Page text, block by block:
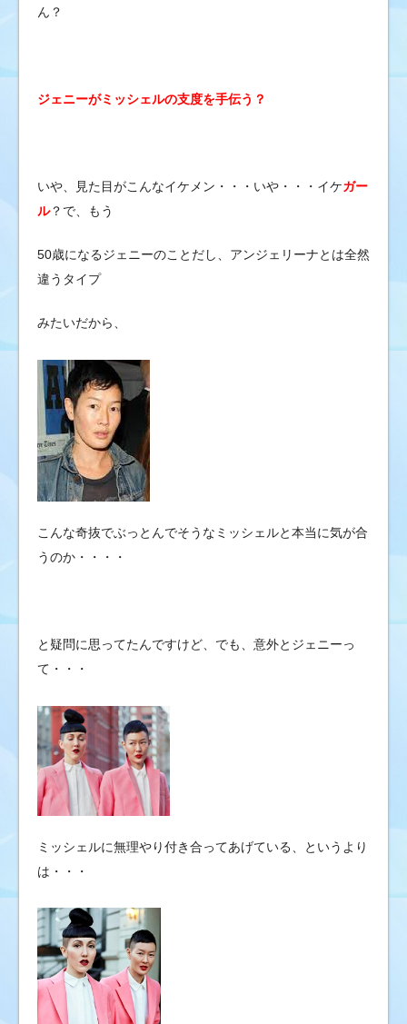
ん？
ジェニーがミッシェルの支度を手伝う？
いや、見た目がこんなイケメン・・・いや・・・イケガー
ル？で、もう
50歳になるジェニーのことだし、アンジェリーナとは全然
違うタイプ
みたいだから、
こんな奇抜でぶっとんでそうなミッシェルと本当に気が合
うのか・・・・
と疑問に思ってたんですけど、でも、意外とジェニーっ
て・・・
ミッシェルに無理やり付き合ってあげている、というより
は・・・